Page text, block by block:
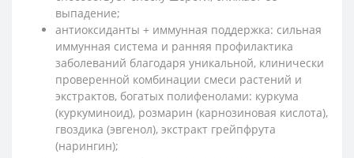
выпадение;
антиоксиданты + иммунная поддержка: сильная
иммунная система и ранняя профилактика
заболеваний благодаря уникальной, клинически
проверенной комбинации смеси растений и
экстрактов, богатых полифенолами: куркума
(куркуминоид), розмарин (карнозиновая кислота),
гвоздика (эвгенол), экстракт грейпфрута
(нарингин);